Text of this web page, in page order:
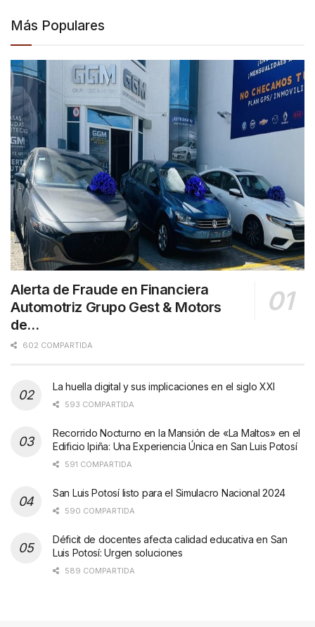
Más Populares
Alerta de Fraude en Financiera
Automotriz Grupo Gest & Motors
de…
602 COMPARTIDA
La huella digital y sus implicaciones en el siglo XXI
593 COMPARTIDA
Recorrido Nocturno en la Mansión de «La Maltos» en el
Edificio Ipiña: Una Experiencia Única en San Luis Potosí
591 COMPARTIDA
San Luis Potosí listo para el Simulacro Nacional 2024
590 COMPARTIDA
Déficit de docentes afecta calidad educativa en San
Luis Potosí: Urgen soluciones
589 COMPARTIDA